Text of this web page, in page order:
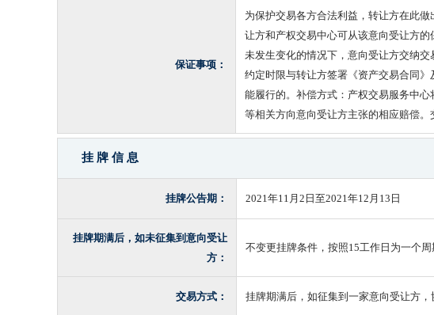
保证事项：
为保护交易各方合法利益，转让方在此
让方和产权交易中心可从该意向受让方
未发生变化的情况下，意向受让方交纳
约定时限与转让方签署《资产交易合同
能履行的。补偿方式：产权交易服务中
等相关方向意向受让方主张的相应赔偿
挂 牌 信 息
挂牌公告期： 2021年11月2日至2021年12月13日
挂牌期满后，如未征集到意向受让
方：
不变更挂牌条件，按照15工作日为一个
交易方式： 挂牌期满后，如征集到一家意向受让方